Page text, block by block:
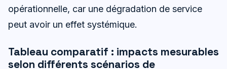
opérationnelle, car une dégradation de service
peut avoir un effet systémique.
Tableau comparatif : impacts mesurables
selon différents scénarios de